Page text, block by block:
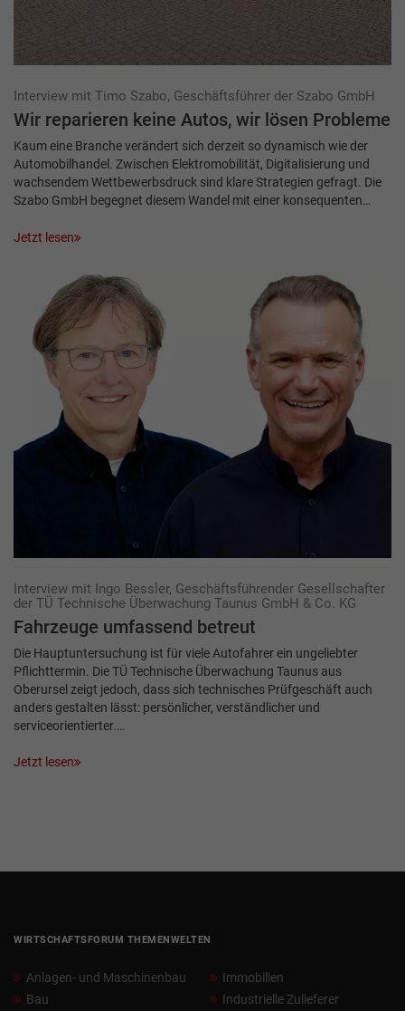
Interview mit Timo Szabo, Geschäftsführer der Szabo GmbH
Wir reparieren keine Autos, wir lösen Probleme
Kaum eine Branche verändert sich derzeit so dynamisch wie der
Automobilhandel. Zwischen Elektromobilität, Digitalisierung und
wachsendem Wettbewerbsdruck sind klare Strategien gefragt. Die
Szabo GmbH begegnet diesem Wandel mit einer konsequenten…
Jetzt lesen
Interview mit Ingo Bessler, Geschäftsführender Gesellschafter
der TÜ Technische Überwachung Taunus GmbH & Co. KG
Fahrzeuge umfassend ­betreut
Die Hauptuntersuchung ist für viele Autofahrer ein ungeliebter
Pflichttermin. Die TÜ Technische Überwachung Taunus aus
Oberursel zeigt jedoch, dass sich technisches Prüfgeschäft auch
anders gestalten lässt: persönlicher, verständlicher und
serviceorientierter.…
Jetzt lesen
WIRTSCHAFTSFORUM THEMENWELTEN
Anlagen- und Maschinenbau
Bau
Immobilien
Industrielle Zulieferer